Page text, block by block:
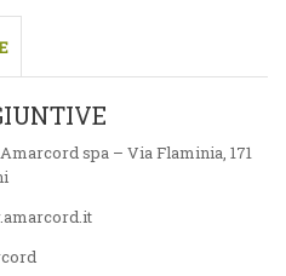
spa – Via Flaminia, 171